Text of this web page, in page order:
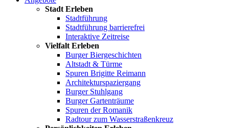
Stadt Erleben
Stadtführung
Stadtführung barrierefrei
Interaktive Zeitreise
Vielfalt Erleben
Burger Biergeschichten
Altstadt & Türme
Spuren Brigitte Reimann
Architekturspaziergang
Burger Stuhlgang
Burger Gartenträume
Spuren der Romanik
Radtour zum Wasserstraßenkreuz